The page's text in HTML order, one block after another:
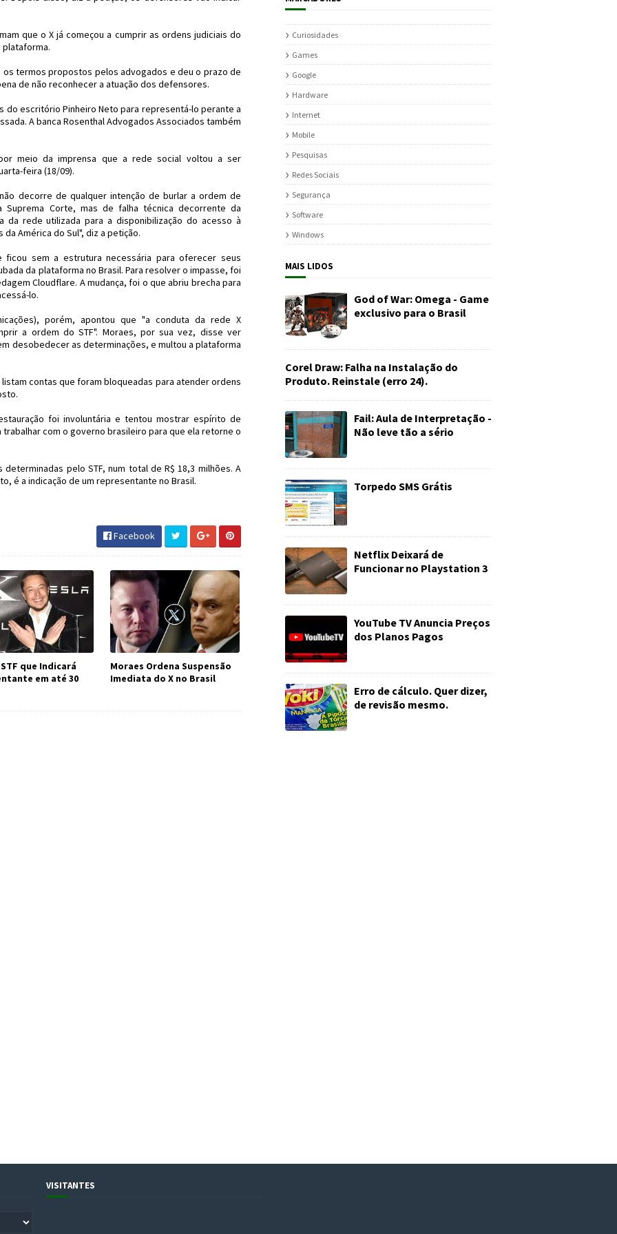
que o X já começou a cumprir as ordens judiciais do
os termos propostos pelos advogados e deu o prazo de
de não reconhecer a atuação dos defensores.
do escritório Pinheiro Neto para representá-lo perante a
A banca Rosenthal Advogados Associados também
meio da imprensa que a rede social voltou a ser
feira (18/09).
decorre de qualquer intenção de burlar a ordem de
Suprema Corte, mas de falha técnica decorrente da
da rede utilizada para a disponibilização do acesso à
América do Sul", diz a petição.
sem a estrutura necessária para oferecer seus
da plataforma no Brasil. Para resolver o impasse, foi
Cloudflare. A mudança, foi o que abriu brecha para
lo.
porém, apontou que "a conduta da rede X
a ordem do STF". Moraes, por sua vez, disse ver
desobedecer as determinações, e multou a plataforma
contas que foram bloqueadas para atender ordens
foi involuntária e tentou mostrar espírito de
com o governo brasileiro para que ela retorne o
pelo STF, num total de R$ 18,3 milhões. A
é a indicação de um representante no Brasil.
Facebook
que Indicará
em até 30
Moraes Ordena Suspensão
Imediata do X no Brasil
Curiosidades
Games
Google
Hardware
Internet
Mobile
Pesquisas
Redes Sociais
Segurança
Software
Windows
MAIS LIDOS
God of War: Omega - Game
exclusivo para o Brasil
Corel Draw: Falha na Instalação do
Produto. Reinstale (erro 24).
Fail: Aula de Interpretação -
Não leve tão a sério
Torpedo SMS Grátis
Netflix Deixará de
Funcionar no Playstation 3
YouTube TV Anuncia Preços
dos Planos Pagos
Erro de cálculo. Quer dizer,
de revisão mesmo.
VISITANTES